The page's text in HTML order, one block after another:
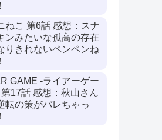
ねこ 第6話 感想：スナ
ンみたいな孤高の存在
りきれないペンペンね
GAME -ライアーゲー
第17話 感想：秋山さん
転の策がバレちゃっ